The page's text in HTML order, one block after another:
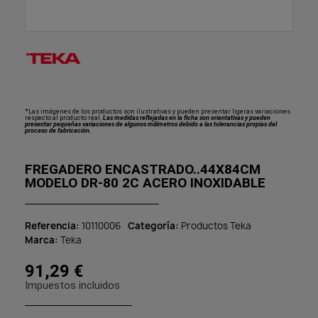
*Las imágenes de los productos son ilustrativas y pueden presentar ligeras variaciones
respecto al producto real. Las medidas reflejadas en la ficha son orientativas y pueden
presentar pequeñas variaciones de algunos milímetros debido a las tolerancias propias del
proceso de fabricación.
FREGADERO ENCASTRADO..44X84CM
MODELO DR-80 2C ACERO INOXIDABLE
Referencia 10110006 Categoría Productos Teka
Marca Teka
91,29 €
Impuestos incluidos